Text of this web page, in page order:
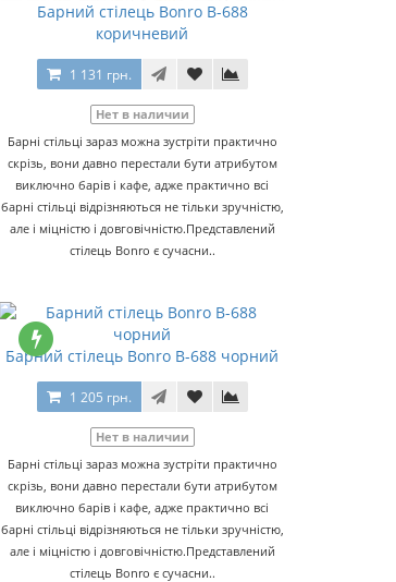
Барний стілець Bonro B-688
коричневий
1 131 грн.
Нет в наличии
Барні стільці зараз можна зустріти практично
скрізь, вони давно перестали бути атрибутом
виключно барів і кафе, адже практично всі
барні стільці відрізняються не тільки зручністю,
але і міцністю і довговічністю.Представлений
стілець Bonro є сучасни..
Барний стілець Bonro B-688 чорний
1 205 грн.
Нет в наличии
Барні стільці зараз можна зустріти практично
скрізь, вони давно перестали бути атрибутом
виключно барів і кафе, адже практично всі
барні стільці відрізняються не тільки зручністю,
але і міцністю і довговічністю.Представлений
стілець Bonro є сучасни..